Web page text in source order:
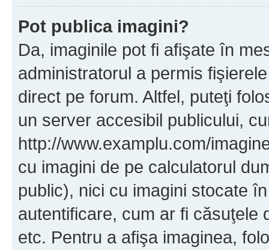
Pot publica imagini?
Da, imaginile pot fi afişate în
administratorul a permis
direct pe forum. Altfel, puteţi
un server accesibil publicului,
http://www.examplu.com/
cu imagini de pe calculatorul
public), nici cu imagini stocate
autentificare, cum ar fi căsuţele
etc. Pentru a afişa imaginea,